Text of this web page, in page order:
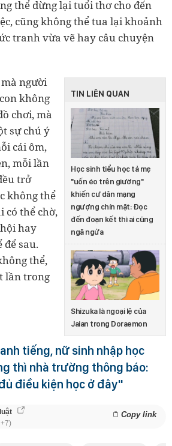
thể dừng lại tuổi thơ cho đến
cũng không thể tua lại khoảnh
tranh vừa vẽ hay câu chuyện
TIN LIÊN QUAN
Học sinh tiểu học tả mẹ
"uốn éo trên giường"
khiến cư dân mạng
ngượng chín mặt: Đọc
đến đoạn kết thì ai cũng
ngã ngửa
Shizuka là ngoại lệ của
Jaian trong Doraemon
người
không
chơi, mà
sự chú ý
cái ôm,
mỗi lần
trở
không thể
có thể chờ,
hay
để sau.
thể,
lần trong
tiếng, nữ sinh nhập học
thì nhà trường thông báo:
điều kiện học ở đây"
Copy link